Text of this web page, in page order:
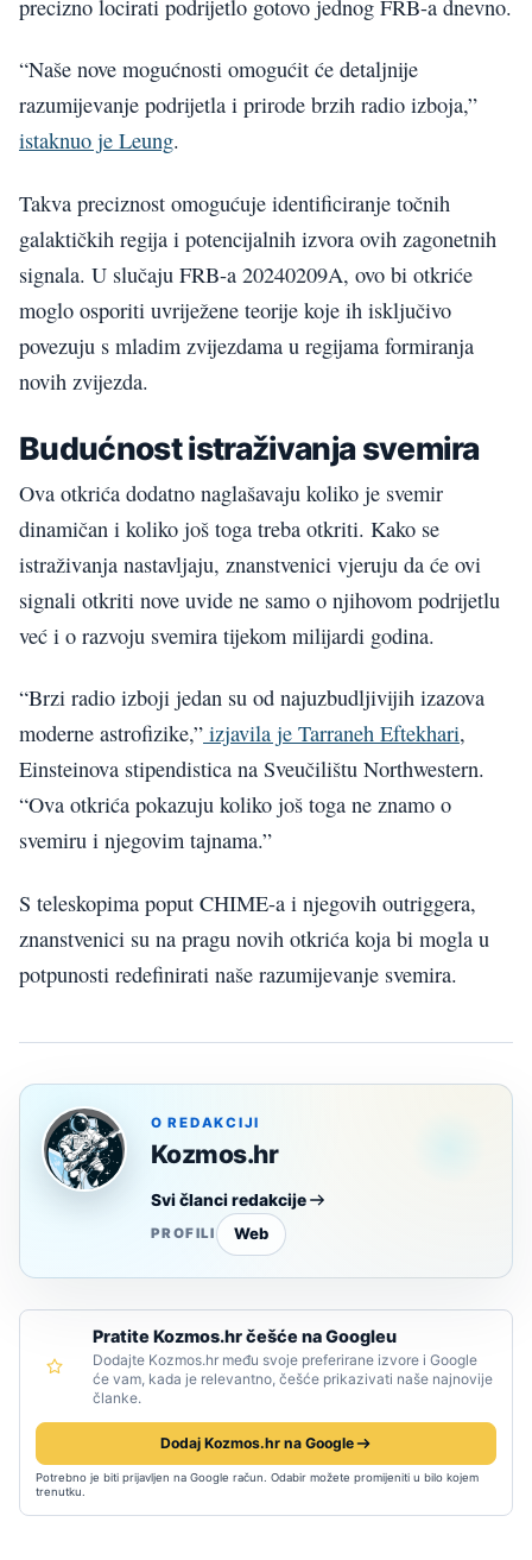
precizno locirati podrijetlo gotovo jednog FRB-a dnevno.
“Naše nove mogućnosti omogućit će detaljnije
razumijevanje podrijetla i prirode brzih radio izboja,”
istaknuo je Leung.
Takva preciznost omogućuje identificiranje točnih
galaktičkih regija i potencijalnih izvora ovih zagonetnih
signala. U slučaju FRB-a 20240209A, ovo bi otkriće
moglo osporiti uvriježene teorije koje ih isključivo
povezuju s mladim zvijezdama u regijama formiranja
novih zvijezda.
Budućnost istraživanja svemira
Ova otkrića dodatno naglašavaju koliko je svemir
dinamičan i koliko još toga treba otkriti. Kako se
istraživanja nastavljaju, znanstvenici vjeruju da će ovi
signali otkriti nove uvide ne samo o njihovom podrijetlu
već i o razvoju svemira tijekom milijardi godina.
“Brzi radio izboji jedan su od najuzbudljivijih izazova
moderne astrofizike,” izjavila je Tarraneh Eftekhari,
Einsteinova stipendistica na Sveučilištu Northwestern.
“Ova otkrića pokazuju koliko još toga ne znamo o
svemiru i njegovim tajnama.”
S teleskopima poput CHIME-a i njegovih outriggera,
znanstvenici su na pragu novih otkrića koja bi mogla u
potpunosti redefinirati naše razumijevanje svemira.
O REDAKCIJI
Kozmos.hr
Svi članci redakcije
PROFILI Web
Pratite Kozmos.hr češće na Googleu
Dodajte Kozmos.hr među svoje preferirane izvore i Google
će vam, kada je relevantno, češće prikazivati naše najnovije
članke.
Dodaj Kozmos.hr na Google
Potrebno je biti prijavljen na Google račun. Odabir možete promijeniti u bilo kojem
trenutku.